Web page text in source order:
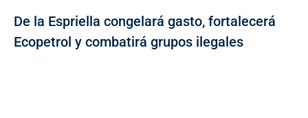
De la Espriella congelará gasto, fortalecerá
Ecopetrol y combatirá grupos ilegales